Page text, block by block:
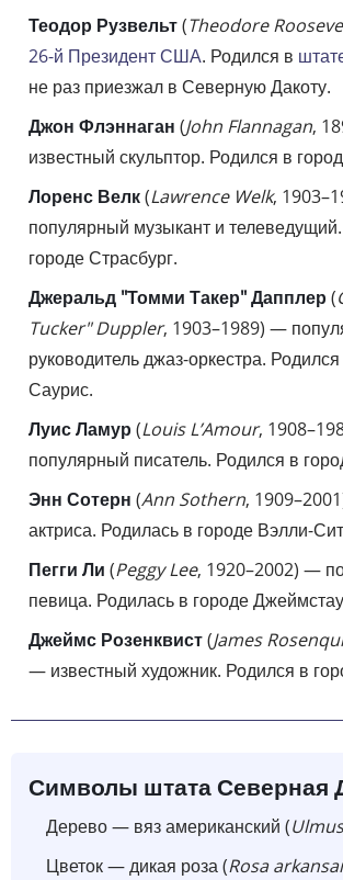
Теодор Рузвельт(Theodore
26-й Президент США. Родился в
не раз приезжал в Северную Дакоту.
Джон Флэннаган (John Flannagan,
известный скульптор. Родился в
Лоренс Велк(Lawrence Welk,
популярный музыкант и
городе Страсбург.
Джеральд "Томми Такер" Дапплер (
Tucker" Duppler, 1903–1989) —
руководитель джаз-оркестра.
Саурис.
Луис Ламур (Louis L’Amour,
популярный писатель. Родился в
Энн Сотерн (Ann Sothern,
актриса. Родилась в городе Вэлли-
Пегги Ли (Peggy Lee, 1920–2002) —
певица. Родилась в городе
Джеймс Розенквист(James
— известный художник. Родился в
Символы штата Северная
Дерево — вяз американский (
Цветок — дикая роза (Rosa